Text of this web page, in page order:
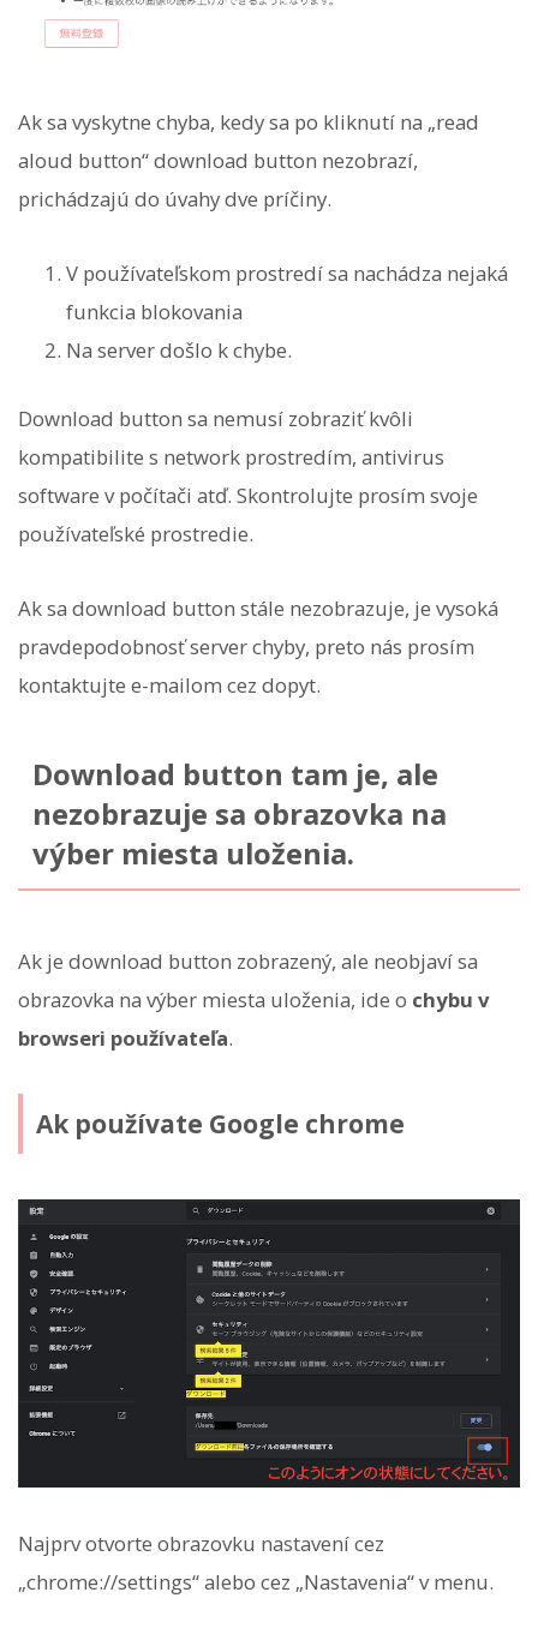
Ak sa vyskytne chyba, kedy sa po kliknutí na „read
aloud button“ download button nezobrazí,
prichádzajú do úvahy dve príčiny.
V používateľskom prostredí sa nachádza nejaká
funkcia blokovania
Na server došlo k chybe.
Download button sa nemusí zobraziť kvôli
kompatibilite s network prostredím, antivirus
software v počítači atď. Skontrolujte prosím svoje
používateľské prostredie.
Ak sa download button stále nezobrazuje, je vysoká
pravdepodobnosť server chyby, preto nás prosím
kontaktujte e-mailom cez dopyt.
Download button tam je, ale
nezobrazuje sa obrazovka na
výber miesta uloženia.
Ak je download button zobrazený, ale neobjaví sa
obrazovka na výber miesta uloženia, ide o chybu v
browseri používateľa.
Ak používate Google chrome
Najprv otvorte obrazovku nastavení cez
„chrome://settings“ alebo cez „Nastavenia“ v menu.